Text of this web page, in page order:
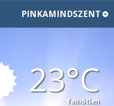
PINKAMINDSZENT
23
felhőtlen